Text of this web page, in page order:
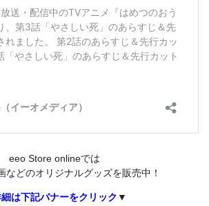
eeo Store onlineでは
などのオリジナルグッズを販売中！
は下記バナーをクリック ▼